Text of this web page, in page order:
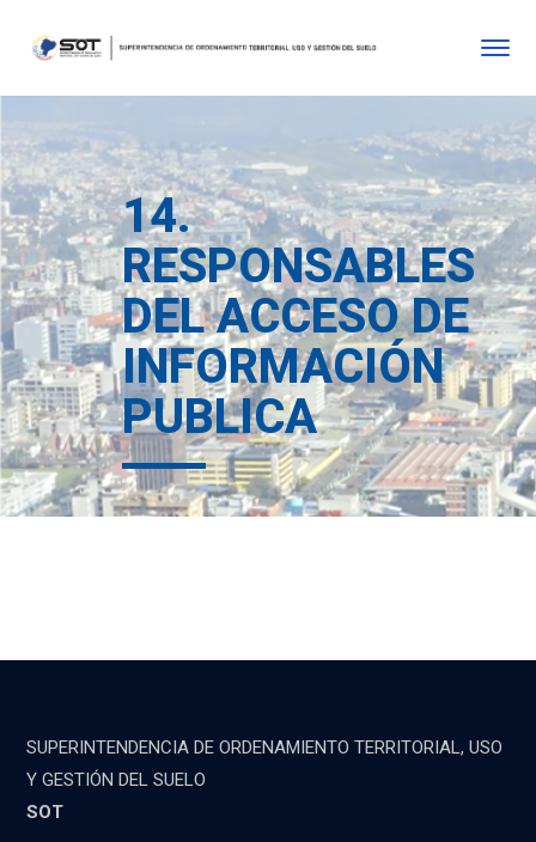
14.
RESPONSABLES
DEL ACCESO DE
INFORMACIÓN
PUBLICA
SUPERINTENDENCIA DE ORDENAMIENTO TERRITORIAL, USO
Y GESTIÓN DEL SUELO
SOT